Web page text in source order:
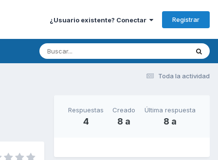
¿Usuario existente? Conectar Registrar
Toda la actividad
Respuestas
4
Creado
8 a
Última respuesta
8 a